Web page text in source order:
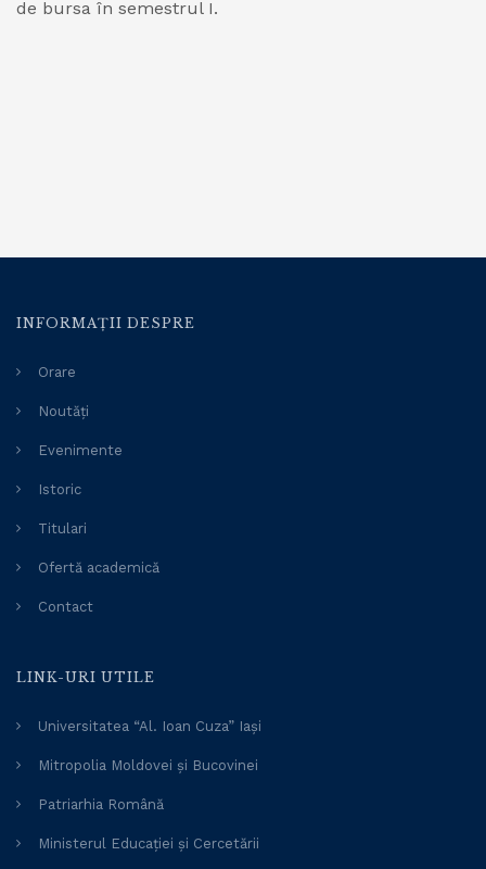
de bursa în semestrul I.
INFORMAȚII DESPRE
Orare
Noutăți
Evenimente
Istoric
Titulari
Ofertă academică
Contact
LINK-URI UTILE
Universitatea “Al. Ioan Cuza” Iași
Mitropolia Moldovei și Bucovinei
Patriarhia Română
Ministerul Educației și Cercetării